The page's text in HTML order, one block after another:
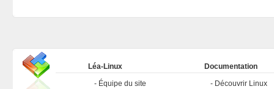
Léa-Linux
Équipe du site
Documentation
Découvrir Linux